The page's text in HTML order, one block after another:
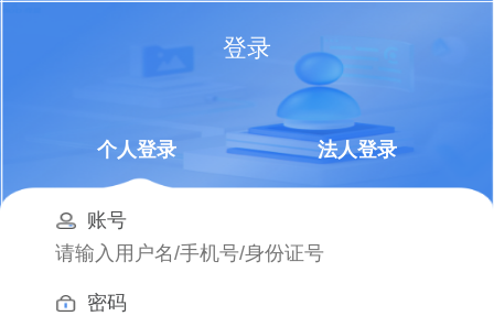
登录
个人登录 法人登录
账号
密码